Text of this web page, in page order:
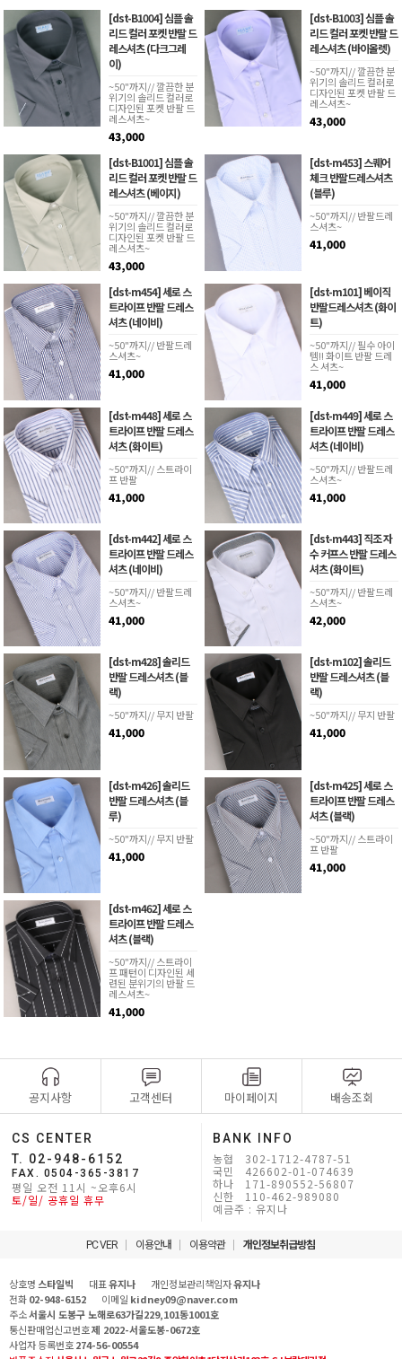
[dst-B1004] 심플 솔
리드 컬러 포켓 반팔 드
레스셔츠 (다크그레
이)
~50"까지// 깔끔한 분
위기의 솔리드 컬러로
디자인된 포켓 반팔 드
레스셔츠~
43,000
[dst-B1003] 심플 솔
리드 컬러 포켓 반팔 드
레스셔츠 (바이올렛)
~50"까지// 깔끔한 분
위기의 솔리드 컬러로
디자인된 포켓 반팔 드
레스셔츠~
43,000
[dst-B1001] 심플 솔
리드 컬러 포켓 반팔 드
레스셔츠 (베이지)
~50"까지// 깔끔한 분
위기의 솔리드 컬러로
디자인된 포켓 반팔 드
레스셔츠~
43,000
[dst-m453] 스퀘어
체크 반팔드레스셔츠
(블루)
~50"까지// 반팔드레
스셔츠~
41,000
[dst-m454] 세로 스
트라이프 반팔 드레스
셔츠 (네이비)
~50"까지// 반팔드레
스셔츠~
41,000
[dst-m101] 베이직
반팔드레스셔츠 (화이
트)
~50"까지// 필수 아이
템!! 화이트 반팔 드레
스 셔츠~
41,000
[dst-m448] 세로 스
트라이프 반팔 드레스
셔츠 (화이트)
~50"까지// 스트라이
프 반팔
41,000
[dst-m449] 세로 스
트라이프 반팔 드레스
셔츠 (네이비)
~50"까지// 반팔드레
스셔츠~
41,000
[dst-m442] 세로 스
트라이프 반팔 드레스
셔츠 (네이비)
~50"까지// 반팔드레
스셔츠~
41,000
[dst-m443] 직조 자
수 커프스 반팔 드레스
셔츠 (화이트)
~50"까지// 반팔드레
스셔츠~
42,000
[dst-m428] 솔리드
반팔 드레스셔츠 (블
랙)
~50"까지// 무지 반팔
41,000
[dst-m102] 솔리드
반팔 드레스셔츠 (블
랙)
~50"까지// 무지 반팔
41,000
[dst-m426] 솔리드
반팔 드레스셔츠 (블
루)
~50"까지// 무지 반팔
41,000
[dst-m425] 세로 스
트라이프 반팔 드레스
셔츠 (블랙)
~50"까지// 스트라이
프 반팔
41,000
[dst-m462] 세로 스
트라이프 반팔 드레스
셔츠 (블랙)
~50"까지// 스트라이
프 패턴이 디자인된 세
련된 분위기의 반팔 드
레스셔츠~
41,000
공지사항 고객센터 마이페이지 배송조회
CS CENTER
T. 02-948-6152
FAX. 0504-365-3817
평일 오전 11시 ~오후6시
토/일/ 공휴일 휴무
BANK INFO
농협 302-1712-4787-51
국민 426602-01-074639
하나 171-890552-56807
신한 110-462-989080
예금주 : 유지나
PC VER 이용안내 이용약관 개인정보취급방침
상호명 스타일빅 대표유지나 개인정보관리책임자유지나
전화02-948-6152 이메일 kidney09@naver.com
주소서울시 도봉구 노해로63가길229,101동1001호
통신판매업신고번호제 2022-서울도봉-0672호
사업자 등록번호274-56-00554